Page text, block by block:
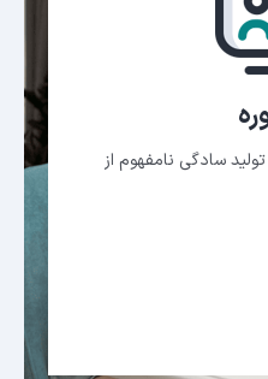
سادگی نامفهوم از